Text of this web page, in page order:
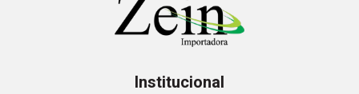
Institucional